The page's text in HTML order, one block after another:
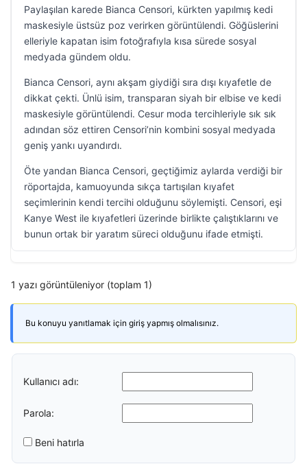
Paylaşılan karede Bianca Censori, kürkten yapılmış kedi
maskesiyle üstsüz poz verirken görüntülendi. Göğüslerini
elleriyle kapatan isim fotoğrafıyla kısa sürede sosyal
medyada gündem oldu.
Bianca Censori, aynı akşam giydiği sıra dışı kıyafetle de
dikkat çekti. Ünlü isim, transparan siyah bir elbise ve kedi
maskesiyle görüntülendi. Cesur moda tercihleriyle sık sık
adından söz ettiren Censori’nin kombini sosyal medyada
geniş yankı uyandırdı.
Öte yandan Bianca Censori, geçtiğimiz aylarda verdiği bir
röportajda, kamuoyunda sıkça tartışılan kıyafet
seçimlerinin kendi tercihi olduğunu söylemişti. Censori, eşi
Kanye West ile kıyafetleri üzerinde birlikte çalıştıklarını ve
bunun ortak bir yaratım süreci olduğunu ifade etmişti.
1 yazı görüntüleniyor (toplam 1)
Bu konuyu yanıtlamak için giriş yapmış olmalısınız.
Kullanıcı adı:
Parola:
Beni hatırla